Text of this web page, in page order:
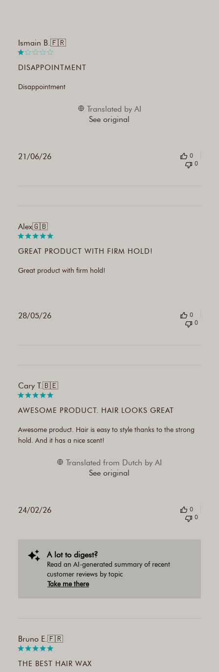
Ismain B.🇫🇷
DISAPPOINTMENT
Disappointment
Translated by AI
See original
21/06/26
0
0
Alex🇬🇧
GREAT PRODUCT WITH FIRM HOLD!
Great product with firm hold!
28/05/26
0
0
Cary T.🇧🇪
AWESOME PRODUCT. HAIR LOOKS GREAT
Awesome product. Hair is easy to style thanks to the strong
hold. And it has a nice scent!
Translated from Dutch by AI
See original
24/02/26
0
0
A lot to digest?
Read an AI-generated summary of recent
customer reviews by topic
Take me there
Bruno E.🇫🇷
THE BEST HAIR WAX